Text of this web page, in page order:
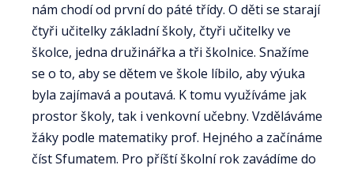
nám chodí od první do páté třídy. O děti se starají
čtyři učitelky základní školy, čtyři učitelky ve
školce, jedna družinářka a tři školnice. Snažíme
se o to, aby se dětem ve škole líbilo, aby výuka
byla zajímavá a poutavá. K tomu využíváme jak
prostor školy, tak i venkovní učebny. Vzděláváme
žáky podle matematiky prof. Hejného a začínáme
číst Sfumatem. Pro příští školní rok zavádíme do